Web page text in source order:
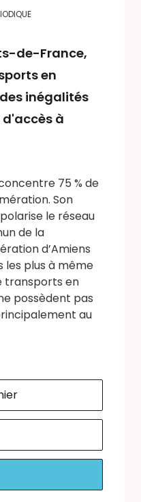
de-France,
en
inégalités
à
75 % de
Son
le réseau
de la
d’Amiens
les plus à même
transports en
possèdent pas
au